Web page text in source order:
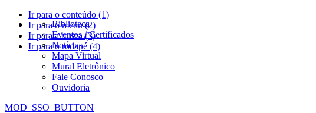
Ir para o conteúdo (1)
Ir para o menu (2)
Ir para a busca (3)
Ir para o rodapé (4)
Biblioteca
Eventos / Certificados
Notícias
Mapa Virtual
Mural Eletrônico
Fale Conosco
Ouvidoria
MOD_SSO_BUTTON